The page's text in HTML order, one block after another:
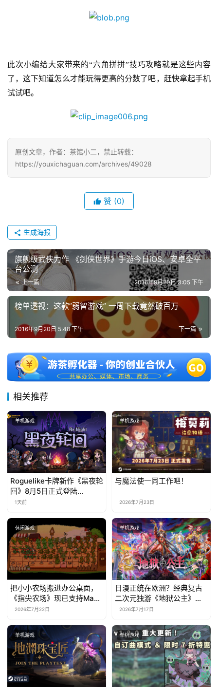
休
闲
游
第
金
茶
7
月
3
日
游
茶
对
接
会
上
海
站
中
文
(
中
国
此次小编给大家带来的“六角拼拼”技巧攻略就是这些内容
了，这下知道怎么才能玩得更高的分数了吧，赶快拿起手机
试试吧。
原创文章，作者：茶馆小二，禁止转载：
https://youxichaguan.com/archives/49028
赞 (0)
生成海报
旗舰级武侠力作 《剑侠世界》手游今日iOS、安卓全平
台公测
上一篇 2016年9月20日 3:05 下午
榜单透视：这款”弱智游戏” 一周下载竟然破百万
下一篇
2016年9月20日 5:48 下午
相关推荐
单机游戏
Roguelike卡牌新作《黑夜轮
回》8月5日正式登陆
Steam，首发9折优惠开启
1天前
单机游戏
与魔法使一同工作吧！
2026年7月23日
休闲游戏
把小小农场搬进办公桌面，
《指尖农场》现已支持Mac
系统！
2026年7月22日
单机游戏
日漫正统在欧洲？经典复古
二次元独游《地狱公主》现
已EA上线
2026年7月17日
单机游戏 单机游戏